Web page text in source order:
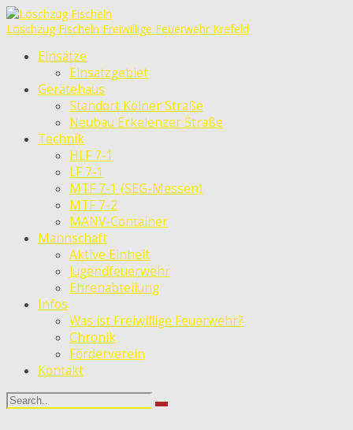
Löschzug Fischeln Freiwillige Feuerwehr Krefeld
Einsätze
Einsatzgebiet
Gerätehaus
Standort Kölner Straße
Neubau Erkelenzer Straße
Technik
HLF 7-1
LF 7-1
MTF 7-1 (SEG-Messen)
MTF 7-2
MANV-Container
Mannschaft
Aktive Einheit
Jugendfeuerwehr
Ehrenabteilung
Infos
Was ist Freiwillige Feuerwehr?
Chronik
Förderverein
Kontakt